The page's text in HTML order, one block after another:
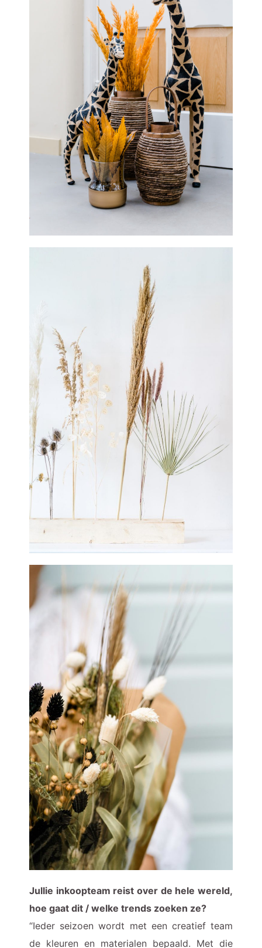
Jullie inkoopteam reist over de hele wereld,
hoe gaat dit / welke trends zoeken ze?
“Ieder seizoen wordt met een creatief team
de kleuren en materialen bepaald. Met die